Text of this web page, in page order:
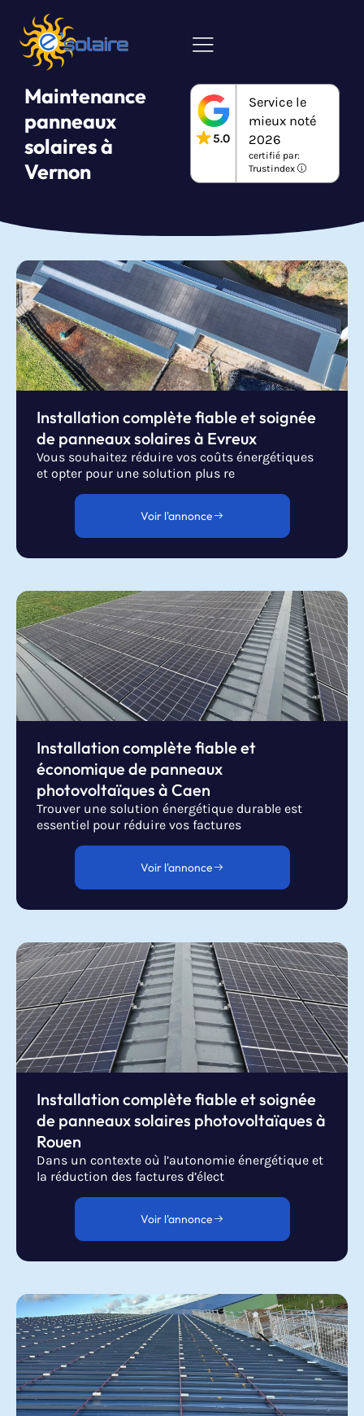
Maintenance
panneaux
solaires à
Vernon
5.0
Service le
mieux noté
2026
certifié par:
Trustindex
Installation complète fiable et soignée
de panneaux solaires à Evreux
Vous souhaitez réduire vos coûts énergétiques
et opter pour une solution plus re
Voir l'annonce
Installation complète fiable et
économique de panneaux
photovoltaïques à Caen
Trouver une solution énergétique durable est
essentiel pour réduire vos factures
Voir l'annonce
Installation complète fiable et soignée
de panneaux solaires photovoltaïques à
Rouen
Dans un contexte où l’autonomie énergétique et
la réduction des factures d’élect
Voir l'annonce